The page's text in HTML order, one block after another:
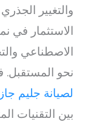
والتغيير
الاستثمار في
الاصطناعي
نحو
لصيانة جليم جاز
بين التقنيات